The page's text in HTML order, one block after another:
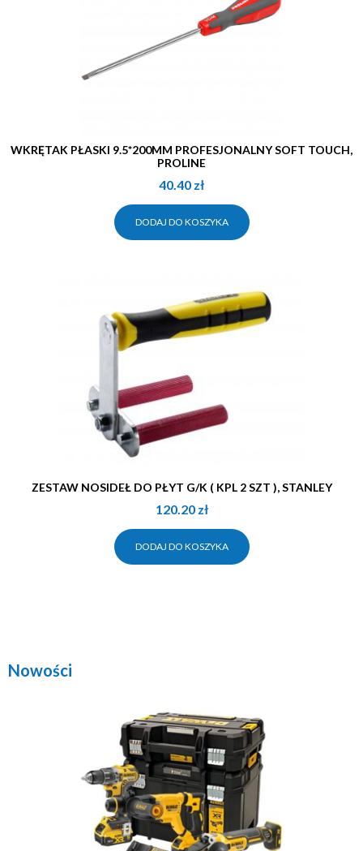
WKRĘTAK PŁASKI 9.5*200MM PROFESJONALNY SOFT TOUCH,
PROLINE
40.40 zł
DODAJ DO KOSZYKA
ZESTAW NOSIDEŁ DO PŁYT G/K ( KPL 2 SZT ), STANLEY
120.20 zł
DODAJ DO KOSZYKA
Nowości